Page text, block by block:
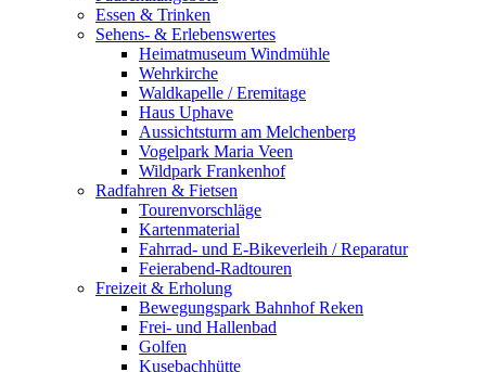
Essen & Trinken
Sehens- & Erlebenswertes
Heimatmuseum Windmühle
Wehrkirche
Waldkapelle / Eremitage
Haus Uphave
Aussichtsturm am Melchenberg
Vogelpark Maria Veen
Wildpark Frankenhof
Radfahren & Fietsen
Tourenvorschläge
Kartenmaterial
Fahrrad- und E-Bikeverleih / Reparatur
Feierabend-Radtouren
Freizeit & Erholung
Bewegungspark Bahnhof Reken
Frei- und Hallenbad
Golfen
Kusebachhütte